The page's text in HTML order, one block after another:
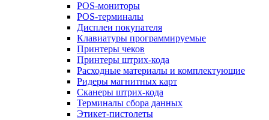
POS-мониторы
POS-терминалы
Дисплеи покупателя
Клавиатуры программируемые
Принтеры чеков
Принтеры штрих-кода
Расходные материалы и комплектующие
Ридеры магнитных карт
Сканеры штрих-кода
Терминалы сбора данных
Этикет-пистолеты